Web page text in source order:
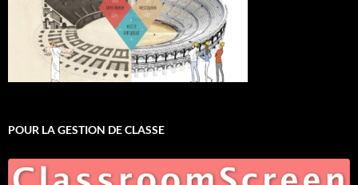
POUR LA GESTION DE CLASSE